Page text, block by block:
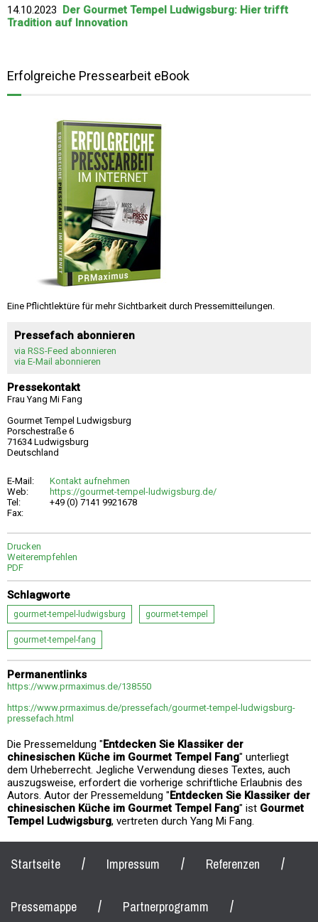
14.10.2023 Der Gourmet Tempel Ludwigsburg: Hier trifft
Tradition auf Innovation
Erfolgreiche Pressearbeit eBook
Eine Pflichtlektüre für mehr Sichtbarkeit durch Pressemitteilungen.
Pressefach abonnieren
via RSS-Feed abonnieren
via E-Mail abonnieren
Pressekontakt
Frau Yang Mi Fang
Gourmet Tempel Ludwigsburg
Porschestraße 6
71634 Ludwigsburg
Deutschland
E-Mail:
Kontakt aufnehmen
Web:
https://gourmet-tempel-ludwigsburg.de/
Tel:
+49 (0) 7141 9921678
Fax:
Drucken
Weiterempfehlen
PDF
Schlagworte
gourmet-tempel-ludwigsburg gourmet-tempel
gourmet-tempel-fang
Permanentlinks
https://www.prmaximus.de/138550
https://www.prmaximus.de/pressefach/gourmet-tempel-ludwigsburg-
pressefach.html
Die Pressemeldung "Entdecken Sie Klassiker der
chinesischen Küche im Gourmet Tempel Fang" unterliegt
dem Urheberrecht. Jegliche Verwendung dieses Textes, auch
auszugsweise, erfordert die vorherige schriftliche Erlaubnis des
Autors. Autor der Pressemeldung "Entdecken Sie Klassiker der
chinesischen Küche im Gourmet Tempel Fang" ist Gourmet
Tempel Ludwigsburg, vertreten durch Yang Mi Fang.
Startseite / Impressum / Referenzen /
Pressemappe / Partnerprogramm /